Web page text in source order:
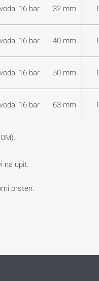
16 bar 32 mm
16 bar 40 mm
16 bar 50 mm
16 bar 63 mm
na upit.
prsten.